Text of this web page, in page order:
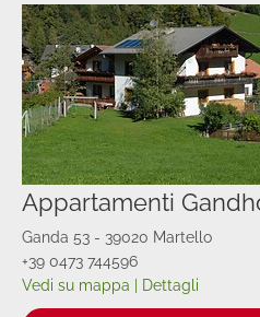
Appartamenti
Ganda 53 - 39020 Martello
+39 0473 744596
Vedi su mappa
Dettagli